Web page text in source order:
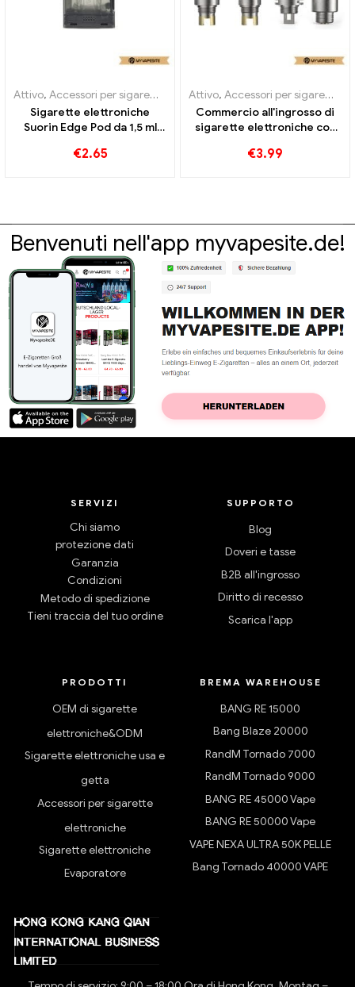
Attivo, Accessori per sigarette elettroniche ,Evaporatore
Sigarette elettroniche
Suorin Edge Pod da 1,5 ml
€2.65
Attivo, Accessori per sigarette elettroniche
Commercio all'ingrosso di
sigarette elettroniche con
DTL/MTL/RBA丨
€3.99
Benvenuti nell'app myvapesite.de!
SERVIZI
Chi siamo
protezione dati
Garanzia
Condizioni
Metodo di spedizione
Tieni traccia del tuo ordine
SUPPORTO
Blog
Doveri e tasse
B2B all'ingrosso
Diritto di recesso
Scarica l'app
PRODOTTI
OEM di sigarette
elettroniche&ODM
Sigarette elettroniche usa e
getta
Accessori per sigarette
elettroniche
Sigarette elettroniche
Evaporatore
BREMA WAREHOUSE
BANG RE 15000
Bang Blaze 20000
RandM Tornado 7000
RandM Tornado 9000
BANG RE 45000 Vape
BANG RE 50000 Vape
VAPE NEXA ULTRA 50K PELLE
Bang Tornado 40000 VAPE